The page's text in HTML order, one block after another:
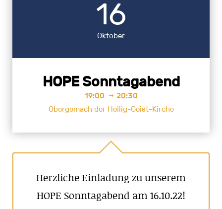
16
Oktober
HOPE Sonntagabend
19:00  20:30
Obergemach der Heilig-Geist-Kirche
Herzliche Einladung zu unserem
HOPE Sonntagabend am 16.10.22!